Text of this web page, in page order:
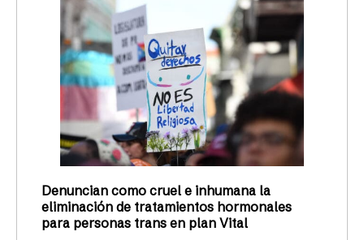
Denuncian como cruel e inhumana la
eliminación de tratamientos hormonales
para personas trans en plan Vital